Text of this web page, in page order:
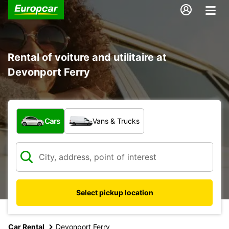
Rental of voiture and utilitaire at
Devonport Ferry
What type of vehicle?
Cars Vans & Trucks
Select pickup location
Car Rental Devonport Ferry